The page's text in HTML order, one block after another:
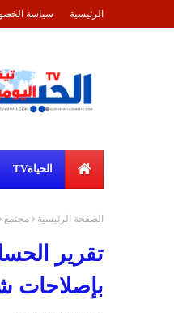
الرئيسية سياسة
الحياةTV
الصفحة الرئيسية مجتمع
تقرير
بإصلاحات